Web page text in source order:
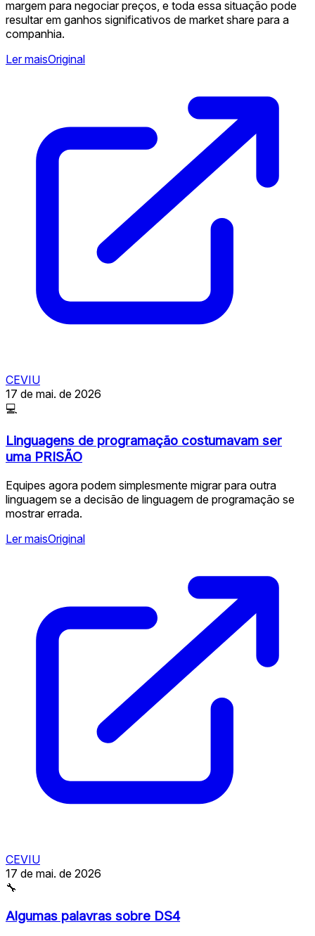
margem para negociar preços, e toda essa situação pode
resultar em ganhos significativos de market share para a
companhia.
Ler maisOriginal
CEVIU
17 de mai. de 2026
💻
Linguagens de programação costumavam ser
uma PRISÃO
Equipes agora podem simplesmente migrar para outra
linguagem se a decisão de linguagem de programação se
mostrar errada.
Ler maisOriginal
CEVIU
17 de mai. de 2026
🔧
Algumas palavras sobre DS4